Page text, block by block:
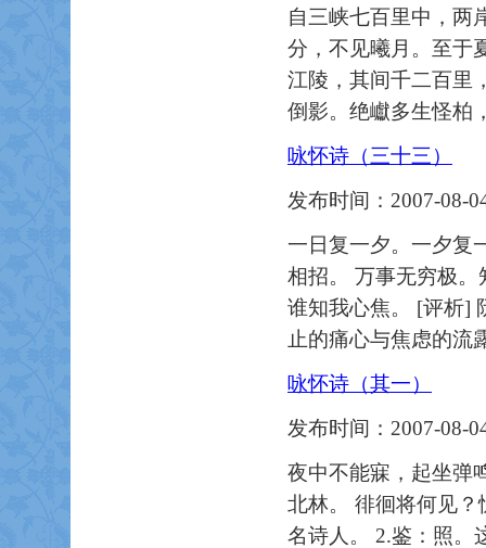
自三峡七百里中，两
分，不见曦月。至于
江陵，其间千二百里
倒影。绝巘多生怪柏
咏怀诗（三十三）
发布时间：2007-08-
一日复一夕。一夕复
相招。 万事无穷极
谁知我心焦。 [评析]
止的痛心与焦虑的流
咏怀诗（其一）
发布时间：2007-08-
夜中不能寐，起坐弹
北林。 徘徊将何见
名诗人。 2.鉴：照。